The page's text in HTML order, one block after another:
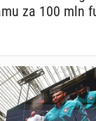
za 100 mln